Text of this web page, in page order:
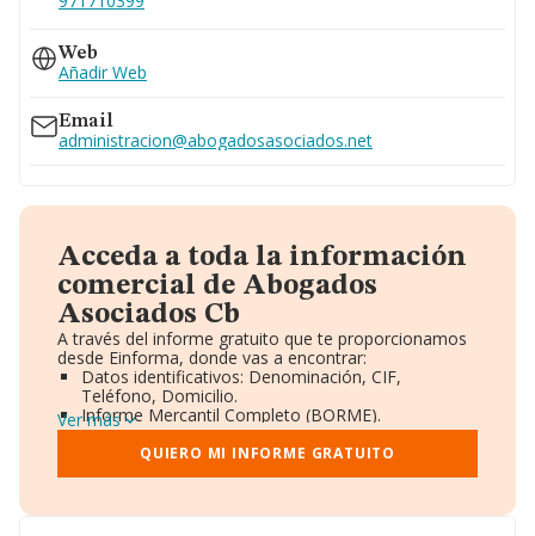
Web
Añadir Web
Email
administracion@abogadosasociados.net
Acceda a toda la información
comercial de Abogados
Asociados Cb
A través del informe gratuito que te proporcionamos
desde Einforma, donde vas a encontrar:
Datos identificativos: Denominación, CIF,
Teléfono, Domicilio.
Informe Mercantil Completo (BORME).
Gráficos de Evolución Ventas y Empleados.
Consejo de Administración y Administradores.
Directivos y Ejecutivos.
Ver más
QUIERO MI INFORME GRATUITO